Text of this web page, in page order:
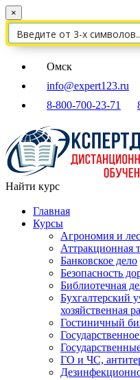
×
Омск
info@expert123.ru
8-800-700-23-71
Найти курс
Главная
Курсы
Агрономия и
Аттракционная
Банковское дело
Безопасность
Библиотечная
Бухгалтерский
хозяйственная
Гостиничный
ГО и ЧС,